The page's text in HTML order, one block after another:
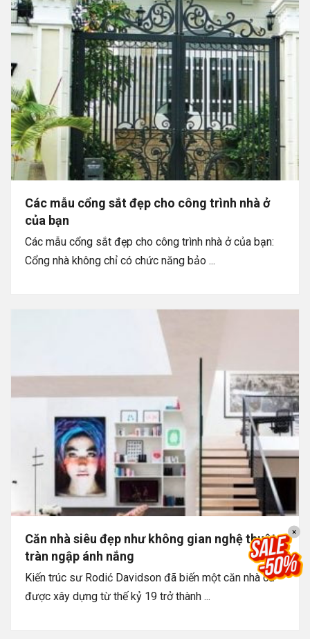
Các mẫu cổng sắt đẹp cho công trình nhà ở
của bạn
Các mẫu cổng sắt đẹp cho công trình nhà ở của bạn:
Cổng nhà không chỉ có chức năng bảo ...
Căn nhà siêu đẹp như không gian nghệ thuật
tràn ngập ánh nắng
Kiến trúc sư Rodić Davidson đã biến một căn nhà cũ
được xây dựng từ thế kỷ 19 trở thành ...
×